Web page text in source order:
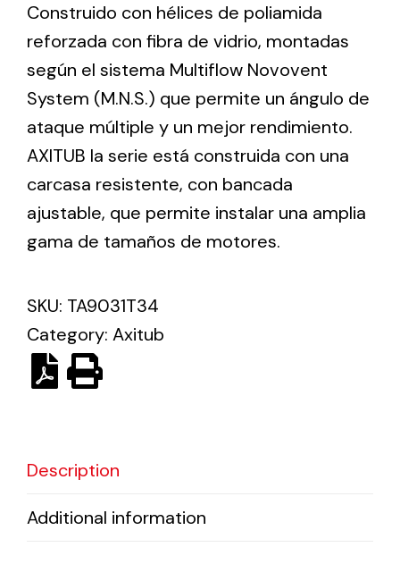
Ventilation
The incorporation of Novovent into the group
meant a greater offer of ventilation products for
different uses
Variedad de soluciones solares para todo tipo
de necesidades.
Construido con hélices de poliamida
reforzada con fibra de vidrio, montadas
según el sistema Multiflow Novovent
System (M.N.S.) que permite un ángulo de
ataque múltiple y un mejor rendimiento.
AXITUB la serie está construida con una
carcasa resistente, con bancada
ajustable, que permite instalar una amplia
gama de tamaños de motores.
SKU: TA9031T34
Category: Axitub
Description
Additional information